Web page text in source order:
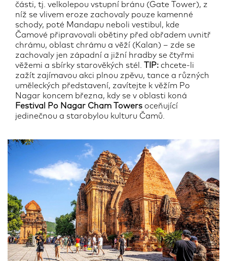
části, tj. velkolepou vstupní bránu (Gate Tower), z
níž se vlivem eroze zachovaly pouze kamenné
schody, poté Mandapu neboli vestibul, kde
Čamové připravovali obětiny před obřadem uvnitř
chrámu, oblast chrámu a věží (Kalan) – zde se
zachovaly jen západní a jižní hradby se čtyřmi
věžemi a sbírky starověkých stél.
TIP: chcete-li
zažít zajímavou akci plnou zpěvu, tance a různých
uměleckých představení, zavítejte k věžím Po
Nagar koncem března, kdy se v oblasti koná
Festival Po Nagar Cham Towers oceňující
jedinečnou a starobylou kulturu Čamů.